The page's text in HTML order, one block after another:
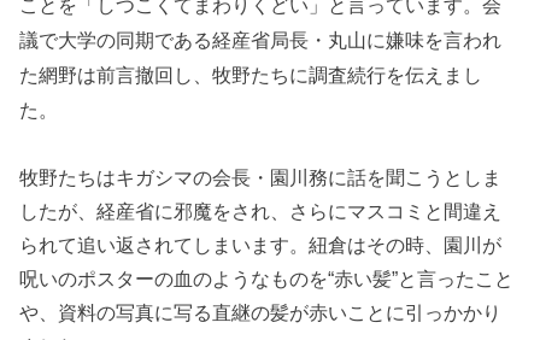
ことを「しつこくてまわりくどい」と言っています。会
議で大学の同期である経産省局長・丸山に嫌味を言われ
た網野は前言撤回し、牧野たちに調査続行を伝えまし
た。
牧野たちはキガシマの会長・園川務に話を聞こうとしま
したが、経産省に邪魔をされ、さらにマスコミと間違え
られて追い返されてしまいます。紐倉はその時、園川が
呪いのポスターの血のようなものを“赤い髪”と言ったこと
や、資料の写真に写る直継の髪が赤いことに引っかかり